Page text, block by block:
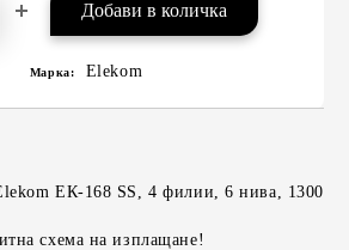
Марка: Elekom
ЕК-168 SS, 4 филии, 6 нива, 1300
схема на изплащане!